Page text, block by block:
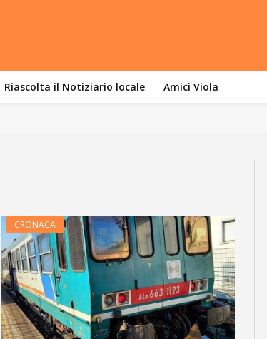
Riascolta il Notiziario locale Amici Viola
CRONACA